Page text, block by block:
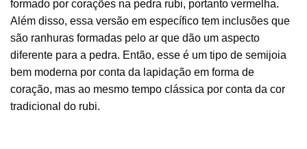
formado por corações na pedra rubi, portanto vermelha.
Além disso, essa versão em específico tem inclusões que
são ranhuras formadas pelo ar que dão um aspecto
diferente para a pedra. Então, esse é um tipo de semijoia
bem moderna por conta da lapidação em forma de
coração, mas ao mesmo tempo clássica por conta da cor
tradicional do rubi.